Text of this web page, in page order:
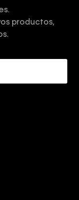
productos,